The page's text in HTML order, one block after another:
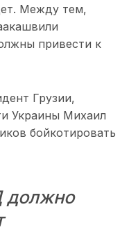
Между тем,
привести к
Грузии,
Украины Михаил
бойкотировать
должно